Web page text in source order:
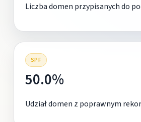
Liczba domen przypisanych do
SPF
50.0%
Udział domen z poprawnym